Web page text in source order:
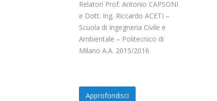
Relatori Prof. Antonio CAPSONI
e Dott. Ing. Riccardo ACETI –
Scuola di Ingegneria Civile e
Ambientale – Politecnico di
Milano A.A. 2015/2016
Approfondisci